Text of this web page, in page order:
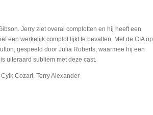
Jerry ziet overal complotten en hij heeft een
een werkelijk complot lijkt te bevatten. Met de CIA op
gespeeld door Julia Roberts, waarmee hij een
uiteraard subliem met deze cast.
Cozart, Terry Alexander